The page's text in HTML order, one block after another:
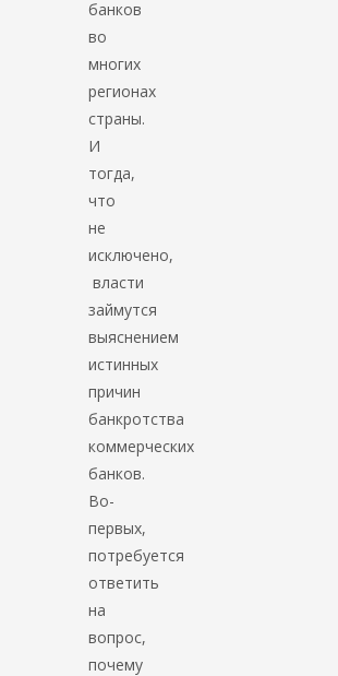
банков
во
многих
регионах
страны.
И
тогда,
что
не
исключено,
власти
займутся
выяснением
истинных
причин
банкротства
коммерческих
банков.
Во-
первых,
потребуется
ответить
на
вопрос,
почему